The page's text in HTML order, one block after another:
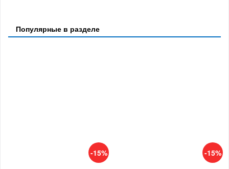
Популярные в разделе
-15% -15%